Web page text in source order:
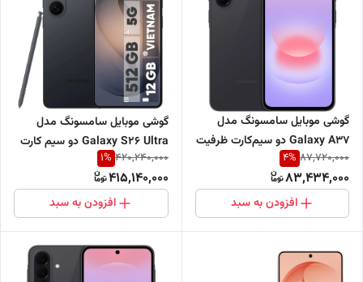
گوشی موبایل سامسونگ مدل
Galaxy A37 دو سیم‌کارت ظرفیت
ویتنام
87,720,000
4%
83,434,000
افزودن به سبد
گوشی موبایل سامسونگ مدل
Galaxy S26 Ultra دو سیم کارت
گیگابایت - ویتنام - ریجستر شده
420,240,000
1%
415,140,000
افزودن به سبد